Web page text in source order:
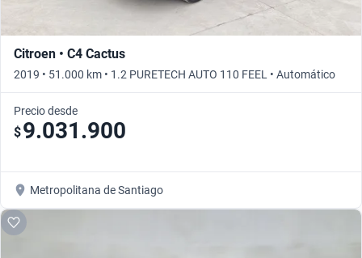
Citroen • C4 Cactus
2019 • 51.000 km • 1.2 PURETECH AUTO 110 FEEL • Automático
Precio desde
$9.031.900
Metropolitana de Santiago